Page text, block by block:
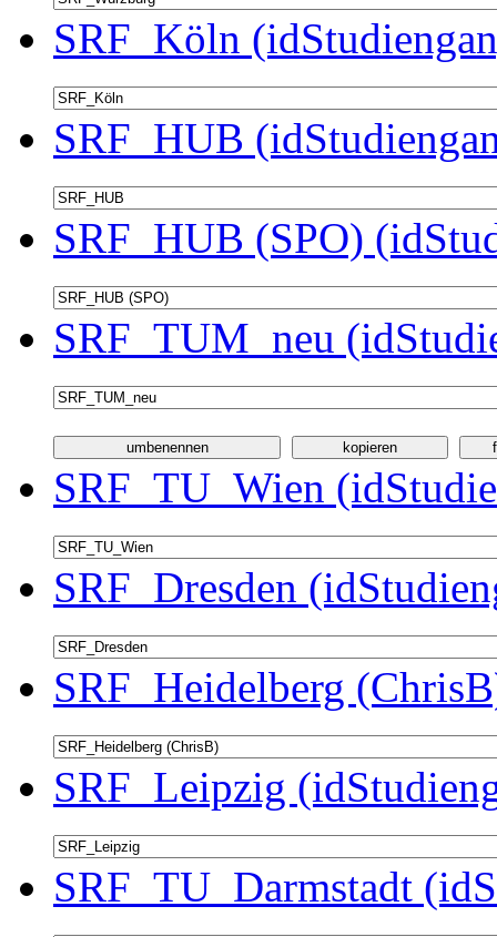
SRF_Köln
SRF_HUB
SRF_HUB (SPO)
SRF_TUM_neu
SRF_TU_Wien
SRF_Dresden
SRF_Heidelberg
SRF_Leipzig
SRF_TU_Darmstadt